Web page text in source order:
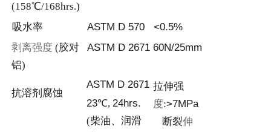
(158℃/168hrs.)
吸水率 ASTM D 570 <0.5%
剥离强度 (胶对
铝)
ASTM D 2671 60N/25mm
抗溶剂腐蚀
ASTM D 2671
23℃,24hrs.
(柴油、润滑
拉伸强
度:>7MPa
断裂伸